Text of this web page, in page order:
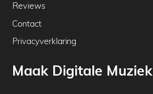
Reviews
Contact
Privacyverklaring
Maak Digitale Muziek